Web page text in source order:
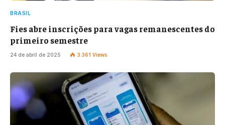
BRASIL
Fies abre inscrições para vagas remanescentes do
primeiro semestre
24 de abril de 2025 3.361 Views